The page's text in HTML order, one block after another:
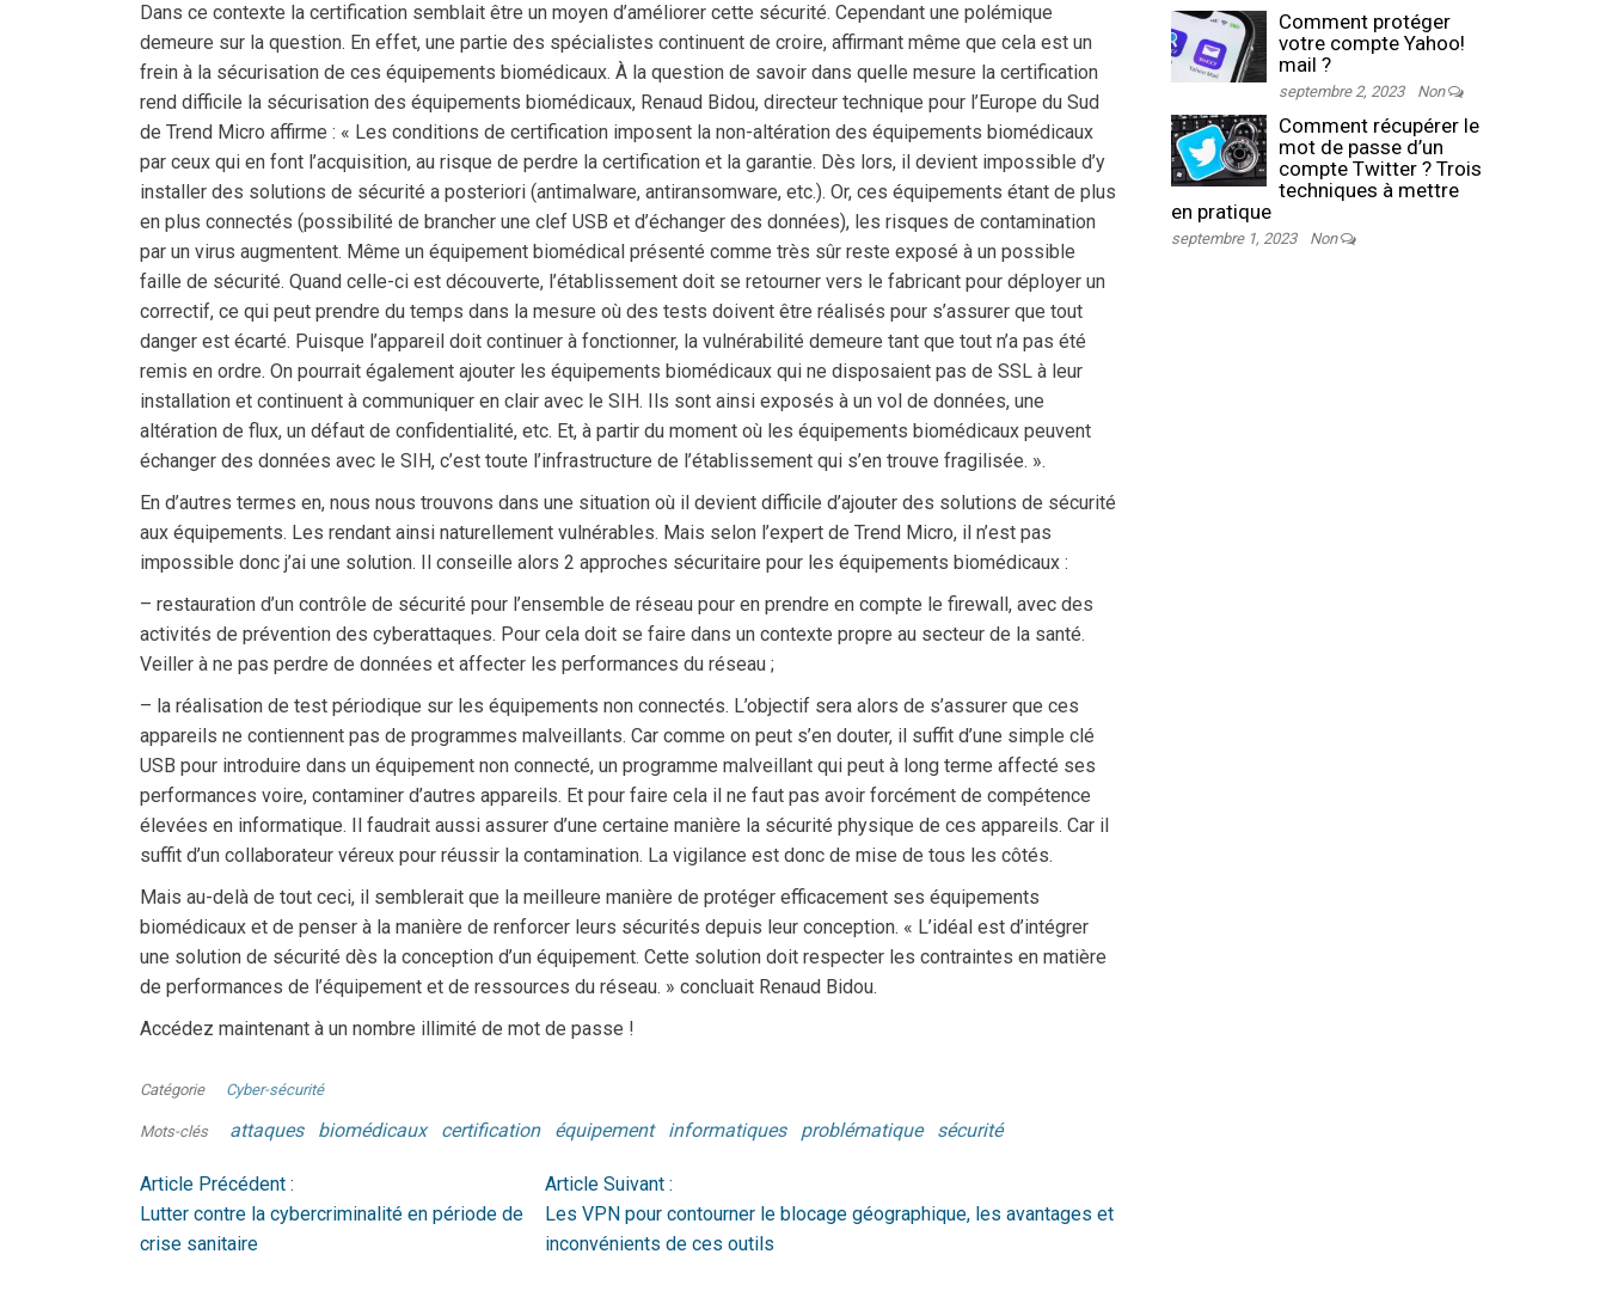
Dans ce contexte la certification semblait être un moyen d’améliorer cette sécurité. Cependant une polémique
demeure sur la question. En effet, une partie des spécialistes continuent de croire, affirmant même que cela est un
frein à la sécurisation de ces équipements biomédicaux. À la question de savoir dans quelle mesure la certification
rend difficile la sécurisation des équipements biomédicaux, Renaud Bidou, directeur technique pour l’Europe du Sud
de Trend Micro affirme : « Les conditions de certification imposent la non-altération des équipements biomédicaux
par ceux qui en font l’acquisition, au risque de perdre la certification et la garantie. Dès lors, il devient impossible d’y
installer des solutions de sécurité a posteriori (antimalware, antiransomware, etc.). Or, ces équipements étant de plus
en plus connectés (possibilité de brancher une clef USB et d’échanger des données), les risques de contamination
par un virus augmentent. Même un équipement biomédical présenté comme très sûr reste exposé à un possible
faille de sécurité. Quand celle-ci est découverte, l’établissement doit se retourner vers le fabricant pour déployer un
correctif, ce qui peut prendre du temps dans la mesure où des tests doivent être réalisés pour s’assurer que tout
danger est écarté. Puisque l’appareil doit continuer à fonctionner, la vulnérabilité demeure tant que tout n’a pas été
remis en ordre. On pourrait également ajouter les équipements biomédicaux qui ne disposaient pas de SSL à leur
installation et continuent à communiquer en clair avec le SIH. Ils sont ainsi exposés à un vol de données, une
altération de flux, un défaut de confidentialité, etc. Et, à partir du moment où les équipements biomédicaux peuvent
échanger des données avec le SIH, c’est toute l’infrastructure de l’établissement qui s’en trouve fragilisée. ».
En d’autres termes en, nous nous trouvons dans une situation où il devient difficile d’ajouter des solutions de sécurité
aux équipements. Les rendant ainsi naturellement vulnérables. Mais selon l’expert de Trend Micro, il n’est pas
impossible donc j’ai une solution. Il conseille alors 2 approches sécuritaire pour les équipements biomédicaux :
– restauration d’un contrôle de sécurité pour l’ensemble de réseau pour en prendre en compte le firewall, avec des
activités de prévention des cyberattaques. Pour cela doit se faire dans un contexte propre au secteur de la santé.
Veiller à ne pas perdre de données et affecter les performances du réseau ;
– la réalisation de test périodique sur les équipements non connectés. L’objectif sera alors de s’assurer que ces
appareils ne contiennent pas de programmes malveillants. Car comme on peut s’en douter, il suffit d’une simple clé
USB pour introduire dans un équipement non connecté, un programme malveillant qui peut à long terme affecté ses
performances voire, contaminer d’autres appareils. Et pour faire cela il ne faut pas avoir forcément de compétence
élevées en informatique. Il faudrait aussi assurer d’une certaine manière la sécurité physique de ces appareils. Car il
suffit d’un collaborateur véreux pour réussir la contamination. La vigilance est donc de mise de tous les côtés.
Mais au-delà de tout ceci, il semblerait que la meilleure manière de protéger efficacement ses équipements
biomédicaux et de penser à la manière de renforcer leurs sécurités depuis leur conception. « L’idéal est d’intégrer
une solution de sécurité dès la conception d’un équipement. Cette solution doit respecter les contraintes en matière
de performances de l’équipement et de ressources du réseau. » concluait Renaud Bidou.
Accédez maintenant à un nombre illimité de mot de passe !
Catégorie Cyber-sécurité
Mots-clés attaques biomédicaux certification équipement informatiques problématique sécurité
Article Précédent :
Lutter contre la cybercriminalité en période de
crise sanitaire
Article Suivant :
Les VPN pour contourner le blocage géographique, les avantages et
inconvénients de ces outils
Comment protéger
votre compte Yahoo!
mail ?
septembre 2, 2023 Non
Comment récupérer le
mot de passe d’un
compte Twitter ? Trois
techniques à mettre
en pratique
septembre 1, 2023 Non